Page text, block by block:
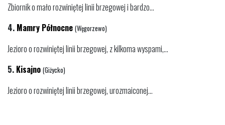
Zbiornik o mało rozwiniętej linii brzegowej i bardzo...
4. Mamry Północne (Węgorzewo)
Jezioro o rozwiniętej linii brzegowej, z kilkoma wyspami,...
5. Kisajno (Giżycko)
Jezioro o rozwiniętej linii brzegowej, urozmaiconej...